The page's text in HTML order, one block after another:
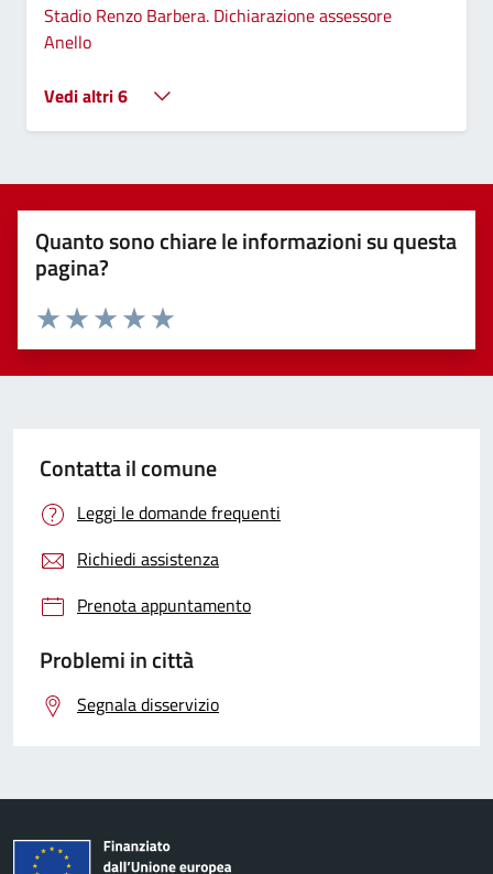
Stadio Renzo Barbera. Dichiarazione assessore
Anello
Vedi altri 6
Quanto sono chiare le informazioni su questa
pagina?
Valuta 5 stelle su 5
Valuta 4 stelle su 5
Valuta 3 stelle su 5
Valuta 2 stelle su 5
Valuta 1 stelle su 5
Contatta il comune
Leggi le domande frequenti
Richiedi assistenza
Prenota appuntamento
Problemi in città
Segnala disservizio